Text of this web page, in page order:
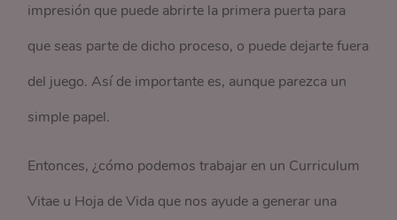
impresión que puede abrirte la primera puerta para
que seas parte de dicho proceso, o puede dejarte fuera
del juego. Así de importante es, aunque parezca un
simple papel.
Entonces, ¿cómo podemos trabajar en un Curriculum
Vitae u Hoja de Vida que nos ayude a generar una